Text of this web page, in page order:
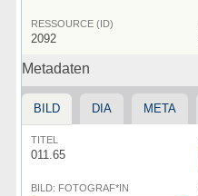
RESSOURCE (ID)
2092
Metadaten
BILD DIA META
TITEL
011.65
BILD: FOTOGRAF*IN